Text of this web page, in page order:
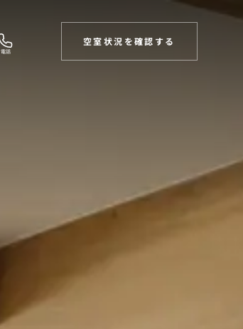
電話
空室状況を確認する